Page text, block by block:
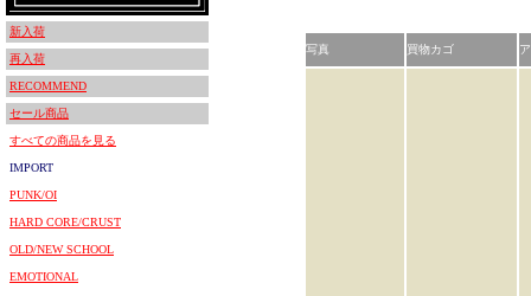
新入荷
再入荷
RECOMMEND
セール商品
すべての商品を見る
IMPORT
PUNK/OI
HARD CORE/CRUST
OLD/NEW SCHOOL
EMOTIONAL
写真 買物カゴ